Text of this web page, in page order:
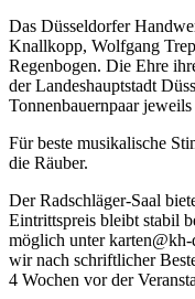
Das Düsseldorfer
Knallkopp, Wolfgang
Regenbogen. Die Ehre
der Landeshauptstadt
Tonnenbauernpaarjeweils
Für beste musikalische
die Räuber.
Der Radschläger-Saal
Eintrittspreis bleibt stabil
möglich unter
wir nach schriftlicher
4 Wochen vor der